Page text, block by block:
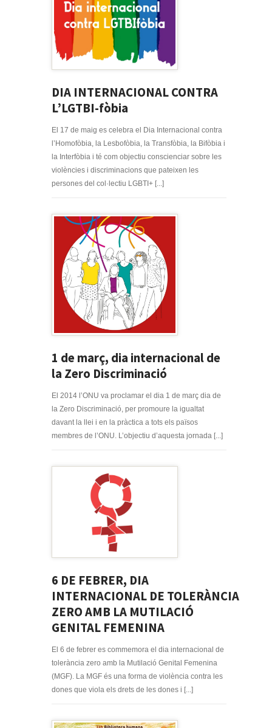
DIA INTERNACIONAL CONTRA
L’LGTBI-fòbia
El 17 de maig es celebra el Dia Internacional contra
l’Homofòbia, la Lesbofòbia, la Transfòbia, la Bifòbia i
la Interfòbia i té com objectiu conscienciar sobre les
violències i discriminacions que pateixen les
persones del col·lectiu LGBTI+ [...]
1 de març, dia internacional de
la Zero Discriminació
El 2014 l’ONU va proclamar el dia 1 de març dia de
la Zero Discriminació, per promoure la igualtat
davant la llei i en la pràctica a tots els països
membres de l’ONU. L’objectiu d’aquesta jornada [...]
6 DE FEBRER, DIA
INTERNACIONAL DE TOLERÀNCIA
ZERO AMB LA MUTILACIÓ
GENITAL FEMENINA
El 6 de febrer es commemora el dia internacional de
tolerància zero amb la Mutilació Genital Femenina
(MGF). La MGF és una forma de violència contra les
dones que viola els drets de les dones i [...]